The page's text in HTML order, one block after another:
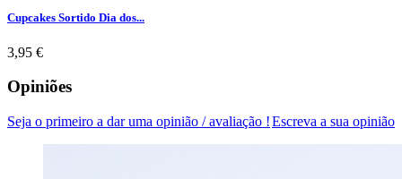
Cupcakes Sortido Dia dos...
Preço
3,95 €
Opiniões
Escreva a sua opinião
Seja o primeiro a dar uma opinião / avaliação !